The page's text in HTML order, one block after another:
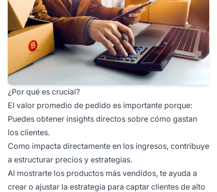
¿Por qué es crucial?
El valor promedio de pedido es importante porque:
Puedes obtener insights directos sobre cómo gastan
los clientes.
Como impacta directamente en los ingresos, contribuye
a estructurar precios y estrategias.
Al mostrarte los productos más vendidos, te ayuda a
crear o ajustar la estrategia para captar clientes de alto